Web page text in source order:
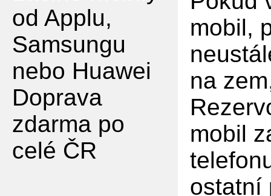
od Applu,
Samsungu
nebo Huawei
Doprava
zdarma po
celé ČR
mobil,
na
mobil
ostatní